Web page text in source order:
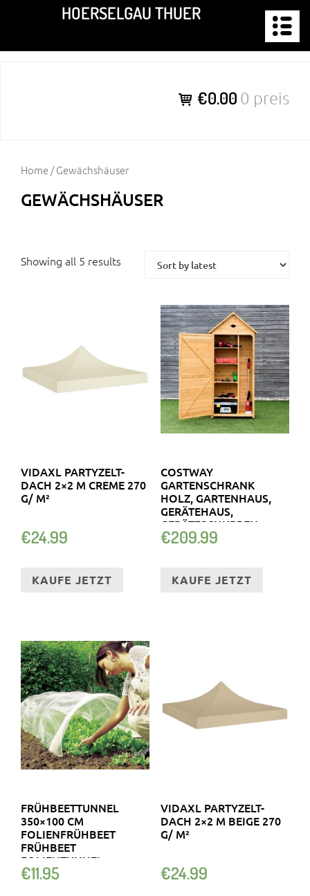
springen
HOERSELGAU THUER
€0.00 0 preis
Home/ Gewächshäuser
GEWÄCHSHÄUSER
Showing all 5 results
VIDAXL PARTYZELT-
DACH 2×2 M CREME 270
G/ M²
€24.99
KAUFE JETZT
COSTWAY
GARTENSCHRANK
HOLZ, GARTENHAUS,
GERÄTEHAUS,
GERÄTESCHUPPEN,
WERKZEUGSCHRANK
€209.99
KAUFE JETZT
FRÜHBEETTUNNEL
350×100 CM
FOLIENFRÜHBEET
FRÜHBEET
FOLIENTUNNEL
UNGELOCHTE FOLIE!
€11.95
VIDAXL PARTYZELT-
DACH 2×2 M BEIGE 270
G/ M²
€24.99